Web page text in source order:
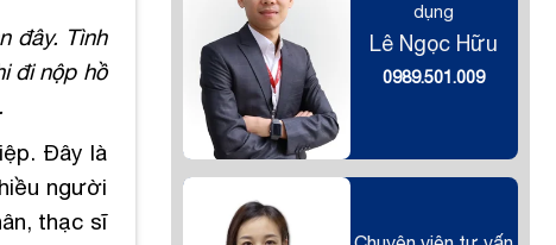
đây. Tình
đi nộp hồ
Đây là
người
thạc sĩ
dụng
Lê Ngọc Hữu
0989.501.009